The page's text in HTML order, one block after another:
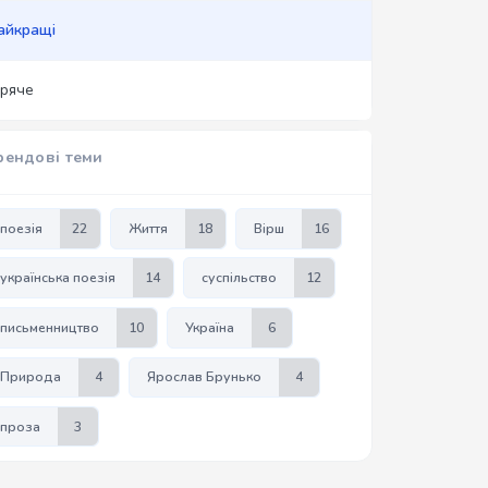
теми
поезія 22 Життя 18 Вірш 16
українська поезія 14 суспільство 12
письменництво 10 Україна 6
Природа 4 Ярослав Брунько 4
проза 3